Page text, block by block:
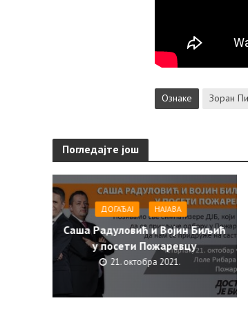
Ознаке Зоран
Погледајте још
ДОГАЂАЈ НАЈАВА
Саша Радуловић и Војин Биљић
у посети Пожаревцу
21. октобра 2021.